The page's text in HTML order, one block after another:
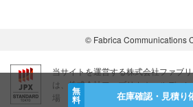
無
料 在庫確認・見積り
© Fabrica Communications
当サイトを運営する株式会社ファブ
は、株式会社ファブリカホールディ
場 証券コード：4193）のグループ会